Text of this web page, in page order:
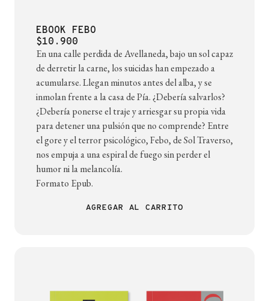
EBOOK FEBO
$10.900
En una calle perdida de Avellaneda, bajo un sol capaz
de derretir la carne, los suicidas han empezado a
acumularse. Llegan minutos antes del alba, y se
inmolan frente a la casa de Pía. ¿Debería salvarlos?
¿Debería ponerse el traje y arriesgar su propia vida
para detener una pulsión que no comprende? Entre
el gore y el terror psicológico, Febo, de Sol Traverso,
nos empuja a una espiral de fuego sin perder el
humor ni la melancolía.
Formato Epub.
AGREGAR AL CARRITO